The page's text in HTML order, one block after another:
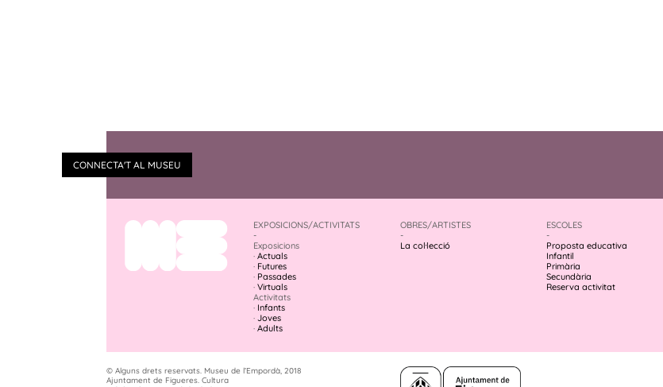
CONNECTA'T AL MUSEU
EXPOSICIONS/ACTIVITATS
-
Exposicions
· Actuals
· Futures
· Passades
· Virtuals
Activitats
· Infants
· Joves
· Adults
OBRES/ARTISTES
-
La col·lecció
ESCOLES
-
Proposta educativa
Infantil
Primària
Secundària
Reserva activitat
© Alguns drets reservats. Museu de l’Empordà, 2018
Ajuntament de Figueres. Cultura